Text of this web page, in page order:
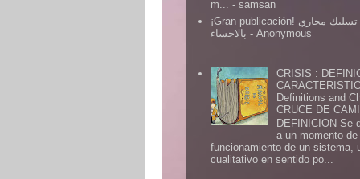
m...
- samsan
¡Gran publicación! شركة تسليك مجاري
بالاحساء - Anonymous
CRISIS :
Definitions and
CRUCE DE
DEFINICION Se
a un momento
funcionamiento de un sistema,
cualitativo en sentido po...